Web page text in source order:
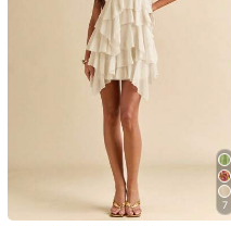
.00
7